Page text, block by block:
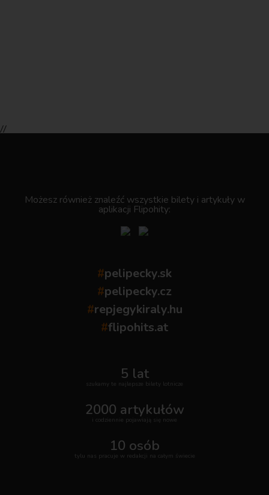
//
Możesz również znaleźć wszystkie bilety i artykuły w
aplikacji Flipohity:
#pelipecky.sk
#pelipecky.cz
#repjegykiraly.hu
#flipohits.at
5 lat
szukamy te najlepsze bilety lotnicze
2000 artykułów
i codziennie pojawiają się nowe
10 osób
tylu nas pracuje w redakcji na całym świecie